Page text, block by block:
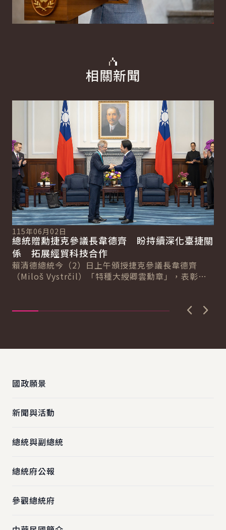
相關新聞
115年06月02日
總統贈勳捷克參議長韋德齊 盼持續深化臺捷關
係 拓展經貿科技合作
賴清德總統今（2）日上午頒授捷克參議長韋德齊
（Miloš Vystrčil）「特種大綬卿雲勳章」，表彰其
國政願景
新聞與活動
總統與副總統
總統府公報
參觀總統府